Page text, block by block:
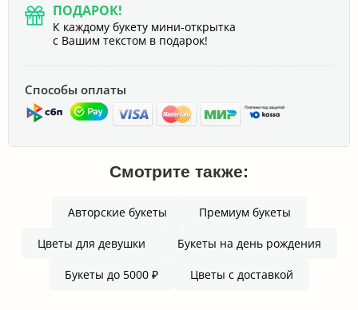
ПОДАРОК!
К каждому букету мини-открытка
с Вашим текстом в подарок!
Способы оплаты
Смотрите также:
Авторские букеты Премиум букеты
Цветы для девушки Букеты на день рождения
Букеты до 5000 ₽ Цветы с доставкой